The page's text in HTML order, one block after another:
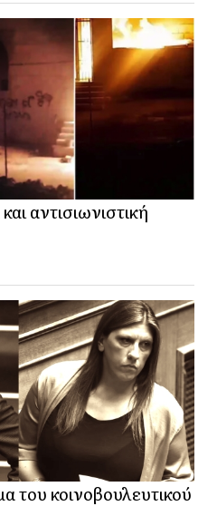
αντισιωνιστική
κοινοβουλευτικού